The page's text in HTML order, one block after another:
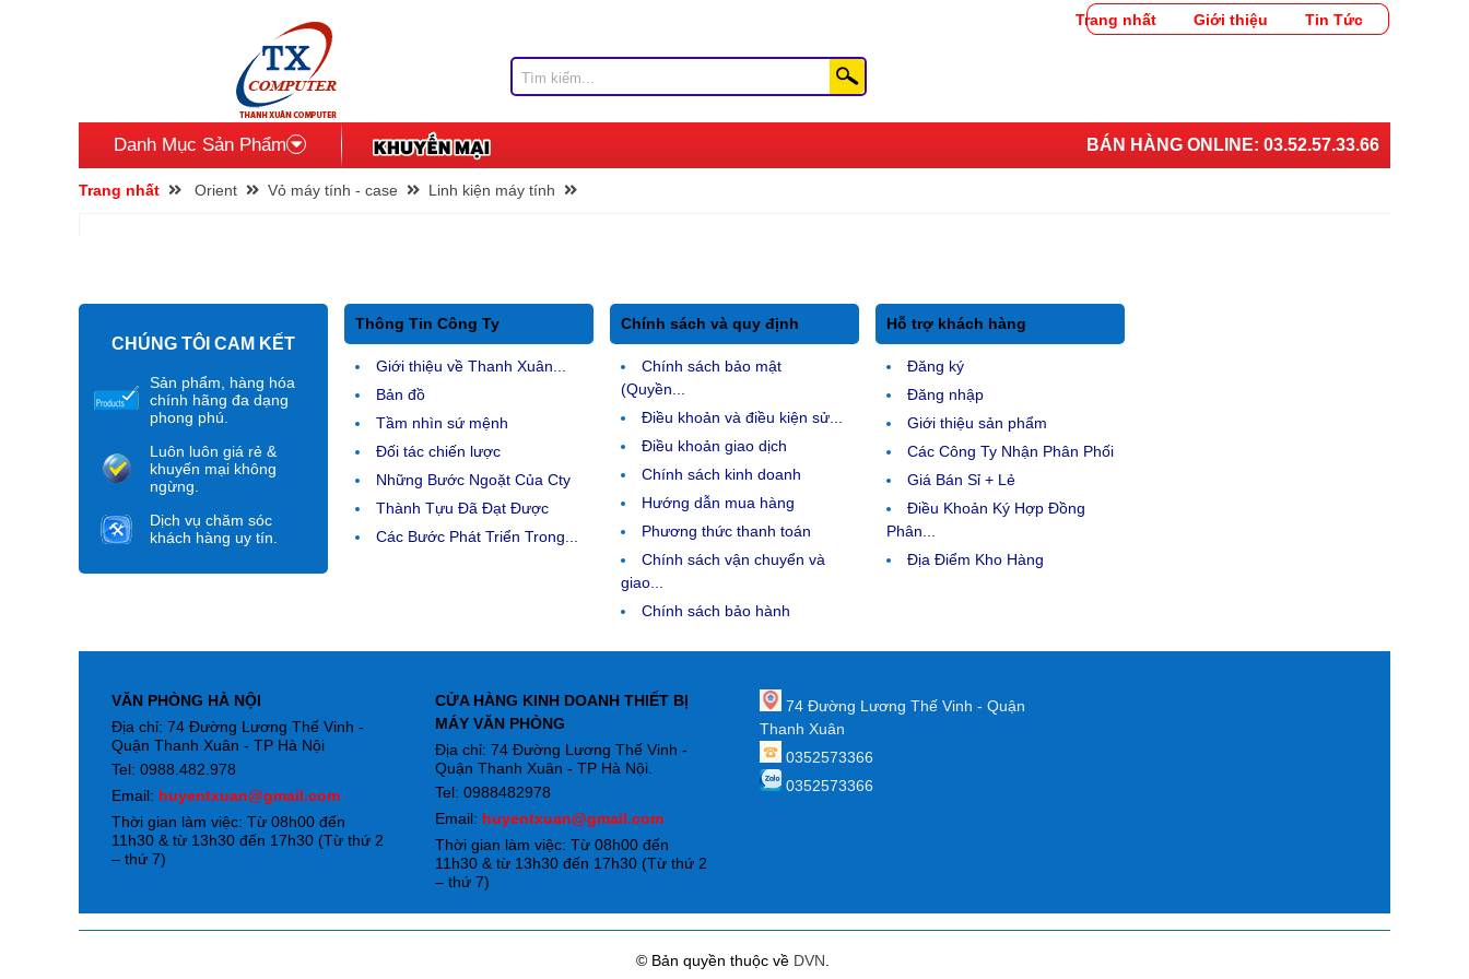
Trang nhất Giới thiệu Tin Tức
Danh Mục Sản Phẩm BÁN HÀNG ONLINE: 03.52.57.33.66
Trang nhất Orient Vỏ máy tính - case Linh kiện máy tính
CHÚNG TÔI CAM KẾT
Sản phẩm, hàng hóa
chính hãng đa dạng
phong phú.
Luôn luôn giá rẻ &
khuyến mại không
ngừng.
Dịch vụ chăm sóc
khách hàng uy tín.
Thông Tin Công Ty
Giới thiệu về Thanh Xuân...
Bản đồ
Tầm nhìn sứ mệnh
Đối tác chiến lược
Những Bước Ngoặt Của Cty
Thành Tựu Đã Đạt Được
Các Bước Phát Triển Trong...
Chính sách và quy định
Chính sách bảo mật
(Quyền...
Điều khoản và điều kiện sử...
Điều khoản giao dịch
Chính sách kinh doanh
Hướng dẫn mua hàng
Phương thức thanh toán
Chính sách vận chuyển và
giao...
Chính sách bảo hành
Hỗ trợ khách hàng
Đăng ký
Đăng nhập
Giới thiệu sản phẩm
Các Công Ty Nhận Phân Phối
Giá Bán Sỉ + Lẻ
Điều Khoản Ký Hợp Đồng
Phân...
Địa Điểm Kho Hàng
VĂN PHÒNG HÀ NỘI
Địa chỉ: 74 Đường Lương Thế Vinh -
Quận Thanh Xuân - TP Hà Nội
Tel: 0988.482.978
Email: huyentxuan@gmail.com
Thời gian làm việc: Từ 08h00 đến
11h30 & từ 13h30 đến 17h30 (Từ thứ 2
– thứ 7)
CỬA HÀNG KINH DOANH THIẾT BỊ
MÁY VĂN PHÒNG
Địa chỉ: 74 Đường Lương Thế Vinh -
Quận Thanh Xuân - TP Hà Nội.
Tel: 0988482978
Email: huyentxuan@gmail.com
Thời gian làm việc: Từ 08h00 đến
11h30 & từ 13h30 đến 17h30 (Từ thứ 2
– thứ 7)
74 Đường Lương Thế Vinh - Quận
Thanh Xuân
0352573366
0352573366
© Bản quyền thuộc về DVN